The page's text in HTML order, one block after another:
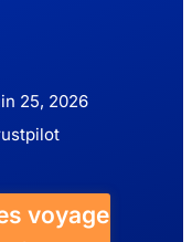
25, 2026
voyage